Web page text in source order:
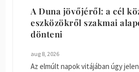
A Duna jövőjéről: a cél
eszközökről szakmai
dönteni
aug 8, 2026
Az elmúlt napok vitájában úgy